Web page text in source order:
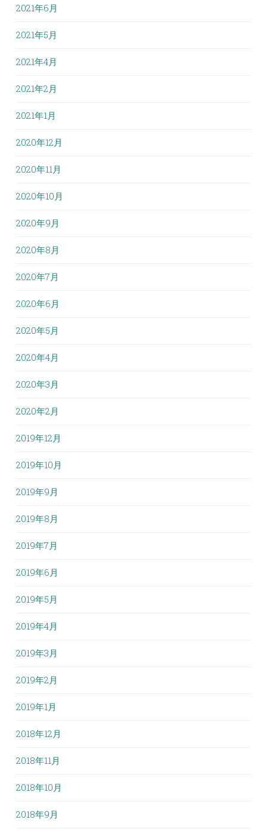
2021年6月
2021年5月
2021年4月
2021年2月
2021年1月
2020年12月
2020年11月
2020年10月
2020年9月
2020年8月
2020年7月
2020年6月
2020年5月
2020年4月
2020年3月
2020年2月
2019年12月
2019年10月
2019年9月
2019年8月
2019年7月
2019年6月
2019年5月
2019年4月
2019年3月
2019年2月
2019年1月
2018年12月
2018年11月
2018年10月
2018年9月